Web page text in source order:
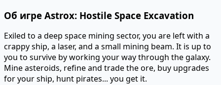
Об игре Astrox: Hostile Space Excavation
Exiled to a deep space mining sector, you are left with a
crappy ship, a laser, and a small mining beam. It is up to
you to survive by working your way through the galaxy.
Mine asteroids, refine and trade the ore, buy upgrades
for your ship, hunt pirates... you get it.